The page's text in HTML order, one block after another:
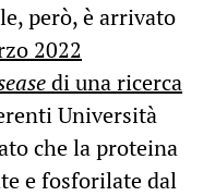
però, è arrivato
2022
di una ricerca
Università
che la proteina
e fosforilate dal